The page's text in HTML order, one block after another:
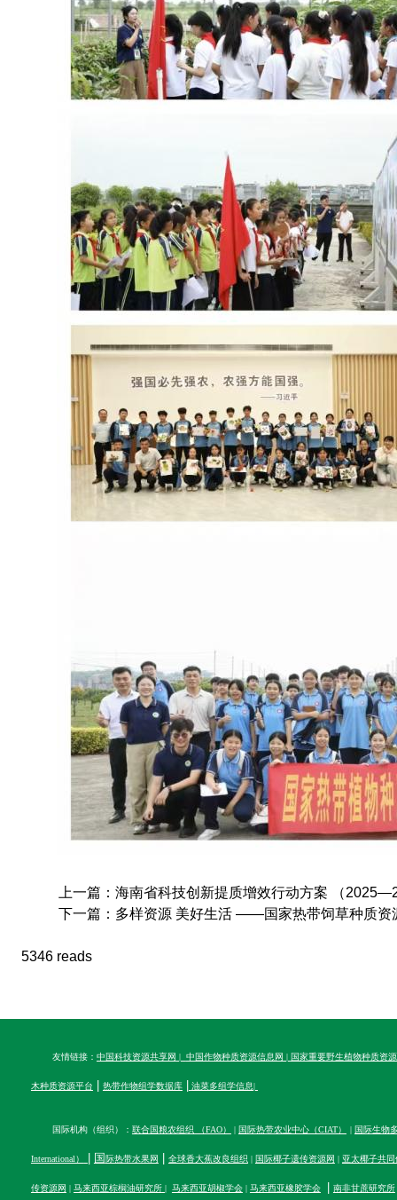
上一篇：海南省科技创新提质增效行动方案 （
下一篇：多样资源 美好生活 ——国家热带饲草种质资
5346 reads
友情链接： 中国科技资源共享网 | 中国作物种质资源信息网 | 国家重要野生植物种质资
木种质资源平台 热带作物组学数据库| 油菜多组学信息|
国际机构（组织）： 联合国粮农组织 （FAO） | 国际热带农业中心（CIAT） | 国际生物
International） 国际热带水果网 全球香大蕉改良组织 | 国际椰子遗传资源网 | 亚太椰子共同
传资源网 | 马来西亚棕榈油研究所 | 马来西亚胡椒学会| 马来西亚橡胶学会 南非甘蔗研究所